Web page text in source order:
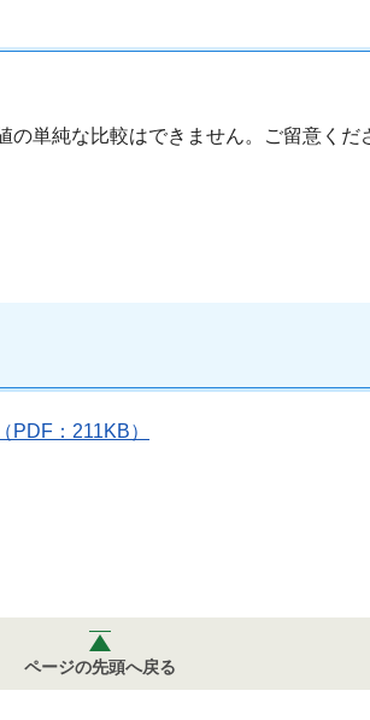
単純な比較はできません。ご留意くだ
：211KB）
ページの先頭へ戻る